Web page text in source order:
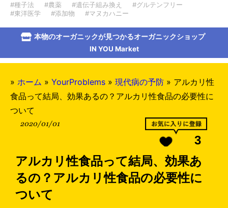
#種子法 #農薬 #遺伝子組み換え
#グルテンフリー
#東洋医学
#添加物 #マヌカハニー
本物のオーガニックが見つかるオーガニックショップ
IN YOU Market
» ホーム » YourProblems » 現代病の予防 » アルカリ性
食品って結局、効果あるの？アルカリ性食品の必要性に
ついて
2020/01/01
3
アルカリ性食品って結局、効果あ
るの？アルカリ性食品の必要性に
ついて